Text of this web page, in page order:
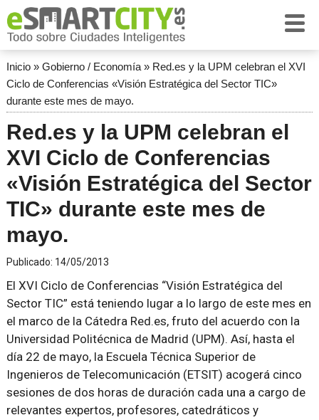
Inicio» Gobierno / Economía» Red.es y la UPM celebran el XVI
Ciclo de Conferencias «Visión Estratégica del Sector TIC»
durante este mes de mayo.
Red.es y la UPM celebran el
XVI Ciclo de Conferencias
«Visión Estratégica del Sector
TIC» durante este mes de
mayo.
Publicado: 14/05/2013
El XVI Ciclo de Conferencias “Visión Estratégica del
Sector TIC” está teniendo lugar a lo largo de este mes en
el marco de la Cátedra Red.es, fruto del acuerdo con la
Universidad Politécnica de Madrid (UPM). Así, hasta el
día 22 de mayo, la Escuela Técnica Superior de
Ingenieros de Telecomunicación (ETSIT) acogerá cinco
sesiones de dos horas de duración cada una a cargo de
relevantes expertos, profesores, catedráticos y